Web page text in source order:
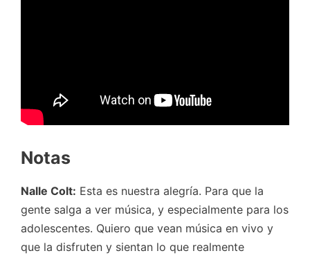
Notas
Nalle Colt: Esta es nuestra alegría. Para que la
gente salga a ver música, y especialmente para los
adolescentes. Quiero que vean música en vivo y
que la disfruten y sientan lo que realmente